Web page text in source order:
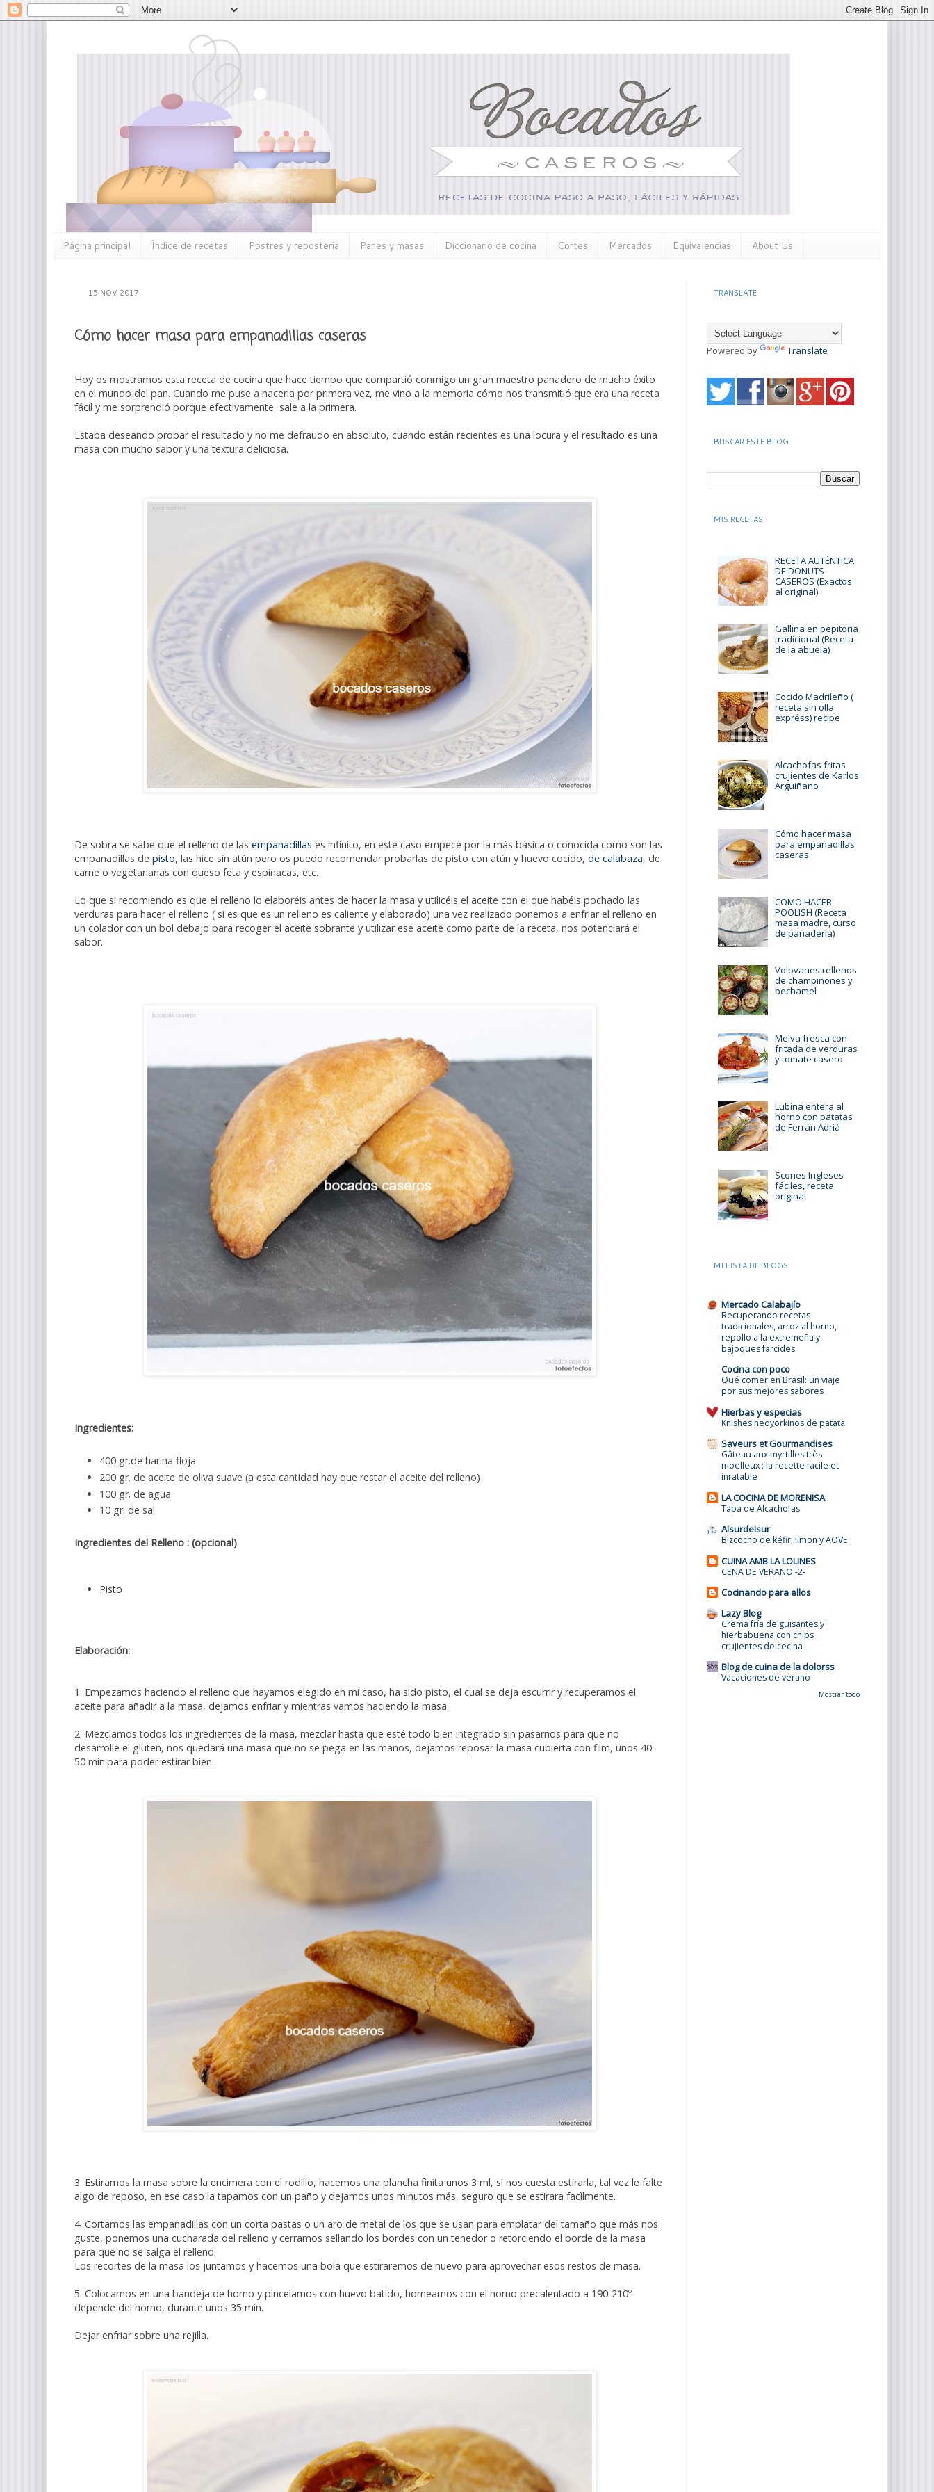
Página principal Índice de recetas Postres y repostería Panes y masas Diccionario de cocina Cortes Mercados Equivalencias About Us
15 NOV 2017
Cómo hacer masa para empanadillas caseras
Hoy os mostramos esta receta de cocina que hace tiempo que compartió conmigo un gran maestro panadero de mucho éxito
en el mundo del pan. Cuando me puse a hacerla por primera vez, me vino a la memoria cómo nos transmitió que era una receta
fácil y me sorprendió porque efectivamente, sale a la primera.
Estaba deseando probar el resultado y no me defraudo en absoluto, cuando están recientes es una locura y el resultado es una
masa con mucho sabor y una textura deliciosa.
De sobra se sabe que el relleno de las empanadillas es infinito, en este caso empecé por la más básica o conocida como son las
empanadillas de pisto, las hice sin atún pero os puedo recomendar probarlas de pisto con atún y huevo cocido, de calabaza, de
carne o vegetarianas con queso feta y espinacas, etc.
Lo que si recomiendo es que el relleno lo elaboréis antes de hacer la masa y utilicéis el aceite con el que habéis pochado las
verduras para hacer el relleno ( si es que es un relleno es caliente y elaborado) una vez realizado ponemos a enfriar el relleno en
un colador con un bol debajo para recoger el aceite sobrante y utilizar ese aceite como parte de la receta, nos potenciará el
sabor.
Ingredientes:
400 gr.de harina floja
200 gr. de aceite de oliva suave (a esta cantidad hay que restar el aceite del relleno)
100 gr. de agua
10 gr. de sal
Ingredientes del Relleno : (opcional)
Pisto
Elaboración:
1. Empezamos haciendo el relleno que hayamos elegido en mi caso, ha sido pisto, el cual se deja escurrir y recuperamos el
aceite para añadir a la masa, dejamos enfriar y mientras vamos haciendo la masa.
2. Mezclamos todos los ingredientes de la masa, mezclar hasta que esté todo bien integrado sin pasarnos para que no
desarrolle el gluten, nos quedará una masa que no se pega en las manos, dejamos reposar la masa cubierta con film, unos 40-
50 min.para poder estirar bien.
3. Estiramos la masa sobre la encimera con el rodillo, hacemos una plancha finita unos 3 ml, si nos cuesta estirarla, tal vez le falte
algo de reposo, en ese caso la tapamos con un paño y dejamos unos minutos más, seguro que se estirara facìlmente.
4. Cortamos las empanadillas con un corta pastas o un aro de metal de los que se usan para emplatar del tamaño que más nos
guste, ponemos una cucharada del relleno y cerramos sellando los bordes con un tenedor o retorciendo el borde de la masa
para que no se salga el relleno.
Los recortes de la masa los juntamos y hacemos una bola que estiraremos de nuevo para aprovechar esos restos de masa.
5. Colocamos en una bandeja de horno y pincelamos con huevo batido, horneamos con el horno precalentado a 190-210º
depende del horno, durante unos 35 min.
Dejar enfriar sobre una rejilla.
TRANSLATE
Powered by Translate
BUSCAR ESTE BLOG
MIS RECETAS
RECETA AUTÉNTICA
DE DONUTS
CASEROS (Exactos
al original)
Gallina en pepitoria
tradicional (Receta
de la abuela)
Cocido Madrileño (
receta sin olla
expréss) recipe
Alcachofas fritas
crujientes de Karlos
Arguiñano
Cómo hacer masa
para empanadillas
caseras
COMO HACER
POOLISH (Receta
masa madre, curso
de panadería)
Volovanes rellenos
de champiñones y
bechamel
Melva fresca con
fritada de verduras
y tomate casero
Lubina entera al
horno con patatas
de Ferrán Adrià
Scones Ingleses
fáciles, receta
original
MI LISTA DE BLOGS
Mercado Calabajío
Recuperando recetas
tradicionales, arroz al horno,
repollo a la extremeña y
bajoques farcides
Cocina con poco
Qué comer en Brasil: un viaje
por sus mejores sabores
Hierbas y especias
Knishes neoyorkinos de patata
Saveurs et Gourmandises
Gâteau aux myrtilles très
moelleux : la recette facile et
inratable
LA COCINA DE MORENISA
Tapa de Alcachofas
Alsurdelsur
Bizcocho de kéfir, limon y AOVE
CUINA AMB LA LOLINES
CENA DE VERANO -2-
Cocinando para ellos
Lazy Blog
Crema fría de guisantes y
hierbabuena con chips
crujientes de cecina
Blog de cuina de la dolorss
Vacaciones de verano
Mostrar todo